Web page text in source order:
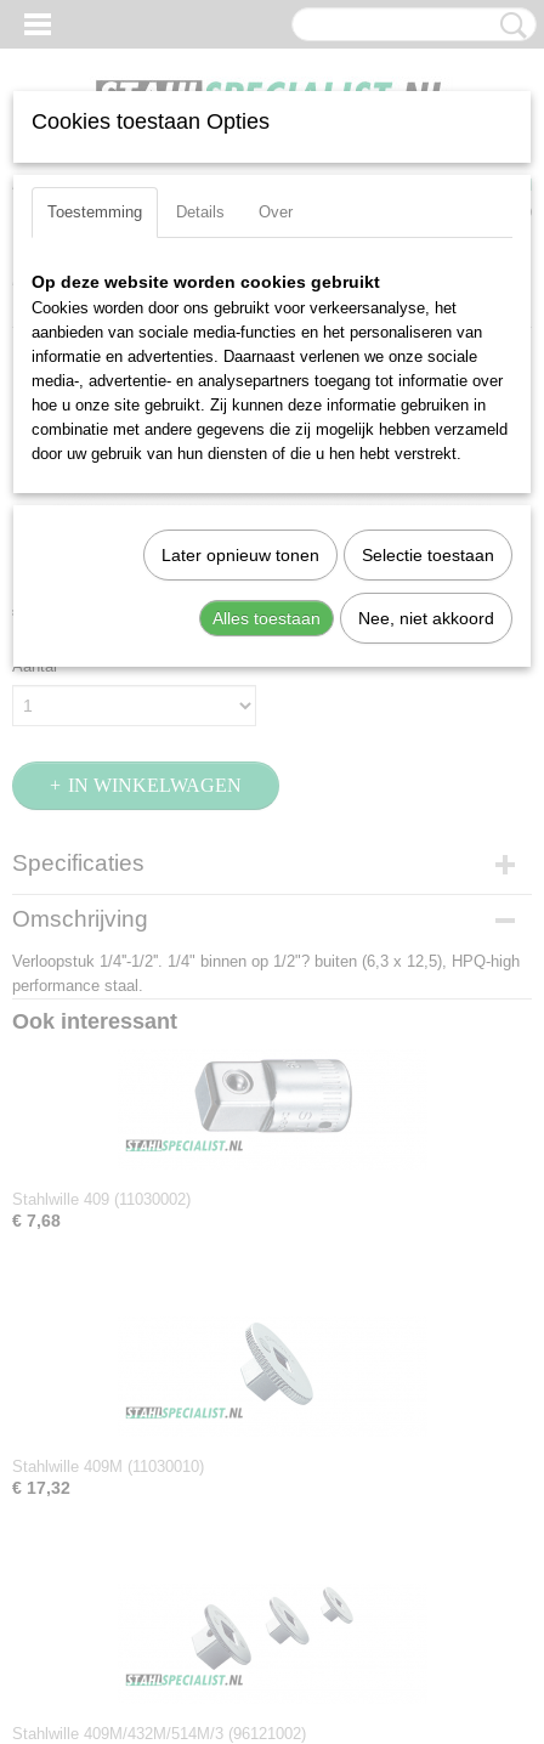
Inloggen Registreren
(0)
Home >Doppen>1-4-aansluiting>Hulp-en-verloopstukken
Verloopstukken>Stahlwille 410 (11030003)
Stahlwille 410 (11030003)
€ 12,24 (exclusief btw 21%)
Aantal
IN WINKELWAGEN
Specificaties
Productcode
11030003
EAN code
4018754012251
Productcode leverancier
2,80 x 1,70 x 1,70 cm
Omschrijving
Verloopstuk 1/4''-1/2''. 1/4" binnen op 1/2"? buiten (6,3 x 12,5), HPQ-high
performance staal.
Ook interessant
Stahlwille 409 (11030002)
€ 7,68
Stahlwille 409M (11030010)
€ 17,32
Stahlwille 409M/432M/514M/3 (96121002)
Cookies toestaan Opties
Toestemming Details Over
Op deze website worden cookies gebruikt
Cookies worden door ons gebruikt voor verkeersanalyse, het
aanbieden van sociale media-functies en het personaliseren van
informatie en advertenties. Daarnaast verlenen we onze sociale
media-, advertentie- en analysepartners toegang tot informatie over
hoe u onze site gebruikt. Zij kunnen deze informatie gebruiken in
combinatie met andere gegevens die zij mogelijk hebben verzameld
door uw gebruik van hun diensten of die u hen hebt verstrekt.
Later opnieuw tonen Selectie toestaan
Alles toestaan Nee, niet akkoord